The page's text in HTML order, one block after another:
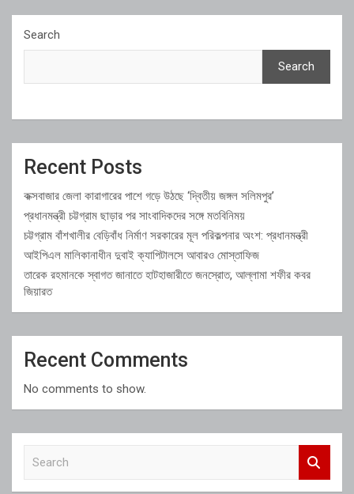
Search
Search
Recent Posts
কক্সবাজার জেলা কারাগারের পাশে গড়ে উঠছে ‘দ্বিতীয় জঙ্গল সলিমপুর’
প্রধানমন্ত্রী চট্টগ্রাম ছাড়ার পর সাংবাদিকদের সঙ্গে মতবিনিময়
চট্টগ্রাম বাঁশখালীর বেড়িবাঁধ নির্মাণ সরকারের মূল পরিকল্পনার অংশ: প্রধানমন্ত্রী
আইপিএল মালিকানাধীন দুবাই ক্যাপিটালসে আবারও মোস্তাফিজ
তারেক রহমানকে স্বাগত জানাতে হাটহাজারীতে জনস্রোত, আল্লামা শফীর কবর
জিয়ারত
Recent Comments
No comments to show.